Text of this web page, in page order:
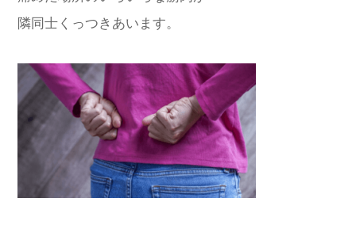
隣同士くっつきあいます。